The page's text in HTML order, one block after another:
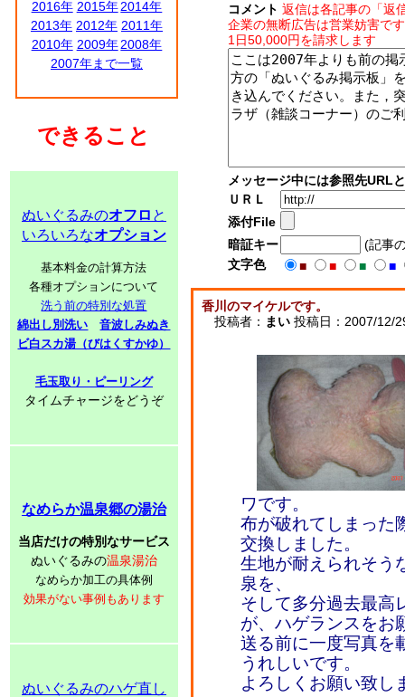
2016年 2015年 2014年
2013年 2012年 2011年
2010年 2009年 2008年
2007年まで一覧
できること
ぬいぐるみのオフロ と
いろいろなオプション
基本料金の計算方法
各種オプションについて
洗う前の特別な処置
綿出し別洗い
音波しみぬき
ビ白スカ湯（びはくすかゆ）
毛玉取り・ピーリング
タイムチャージをどうぞ
なめらか温泉郷の湯治
当店だけの特別なサービス
ぬいぐるみの温泉湯治
なめらか加工の具体例
効果がない事例もあります
ぬいぐるみのハゲ直し
コメント 返信は各記事の「返
企業の無断広告は営業妨害で
1日50,000円を請求します
メッセージ中には参照先URL
ＵＲＬ
添付File
暗証キー
(記事
文字色
■ ■ ■ ■
香川のマイケルです。
投稿者： まい 投稿日：2007/12/
ワです。
布が破れてしまった
交換しました。
生地が耐えられそう
泉を、
そして多分過去最高
が、ハゲランスをお
送る前に一度写真を
うれしいです。
よろしくお願い致し